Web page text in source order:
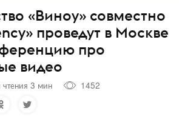
«Виноу» совместно
проведут в Москве
про
видео
чтения 3 мин
1452